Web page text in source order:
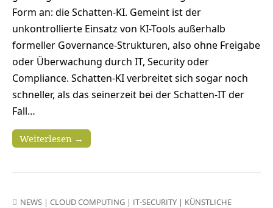
Form an: die Schatten-KI. Gemeint ist der
unkontrollierte Einsatz von KI-Tools außerhalb
formeller Governance-Strukturen, also ohne Freigabe
oder Überwachung durch IT, Security oder
Compliance. Schatten-KI verbreitet sich sogar noch
schneller, als das seinerzeit bei der Schatten-IT der
Fall…
Weiterlesen →
NEWS | CLOUD COMPUTING | IT-SECURITY | KÜNSTLICHE